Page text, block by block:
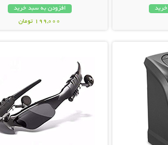
افزودن به سبد خرید
199,000 تومان